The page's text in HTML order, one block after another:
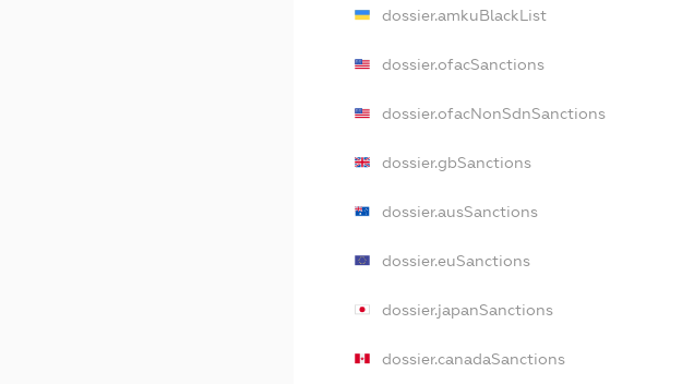
dossier.amkuBlackList
dossier.ofacSanctions
dossier.ofacNonSdnSanctions
dossier.gbSanctions
dossier.ausSanctions
dossier.euSanctions
dossier.japanSanctions
dossier.canadaSanctions